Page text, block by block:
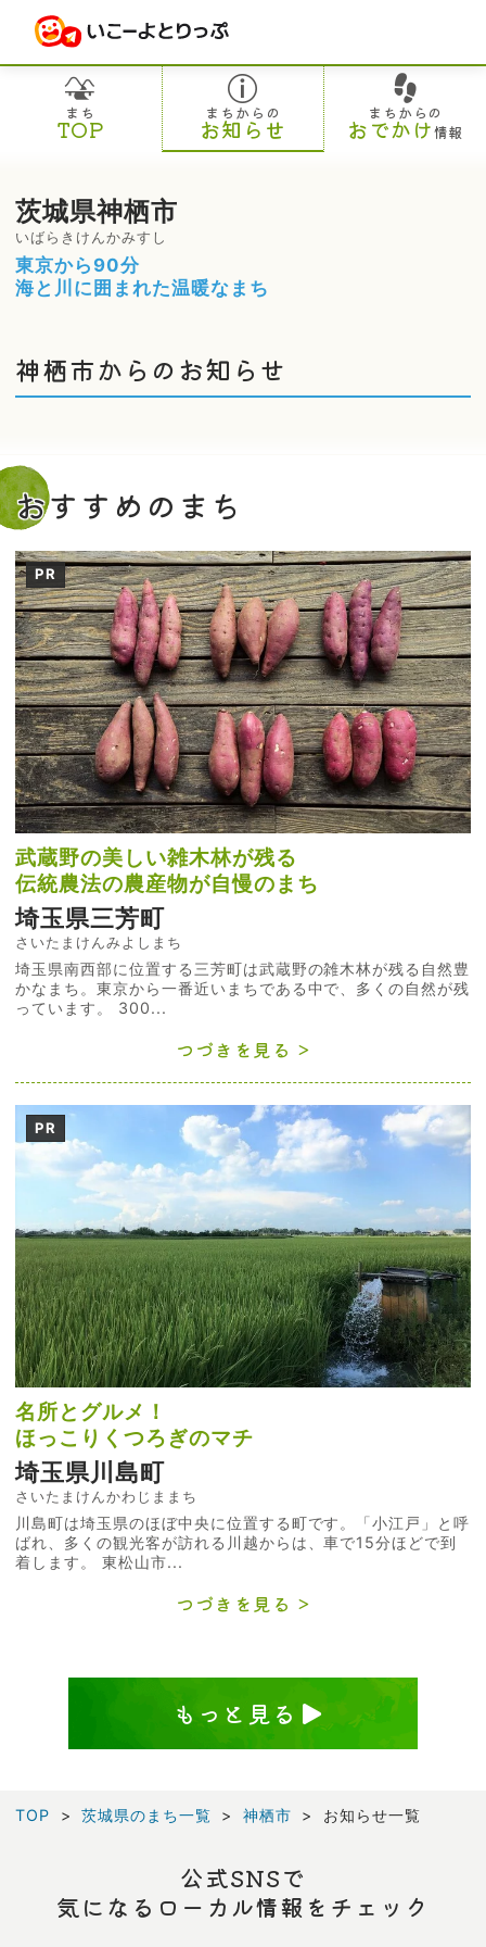
まち
TOP
まちからの
お知らせ
まちからの
おでかけ情報
茨城県神栖市
いばらきけんかみすし
東京から90分
海と川に囲まれた温暖なまち
神栖市からのお知らせ
おすすめのまち
PR
武蔵野の美しい雑木林が残る
伝統農法の農産物が自慢のまち
埼玉県三芳町
さいたまけんみよしまち
埼玉県南西部に位置する三芳町は武蔵野の雑木林が残る自然豊
かなまち。東京から一番近いまちである中で、多くの自然が残
っています。 300...
つづきを見る
PR
名所とグルメ！
ほっこりくつろぎのマチ
埼玉県川島町
さいたまけんかわじままち
川島町は埼玉県のほぼ中央に位置する町です。「小江戸」と呼
ばれ、多くの観光客が訪れる川越からは、車で15分ほどで到
着します。 東松山市...
つづきを見る
もっと見る
TOP 茨城県のまち一覧 神栖市 お知らせ一覧
公式SNSで
気になるローカル情報をチェック